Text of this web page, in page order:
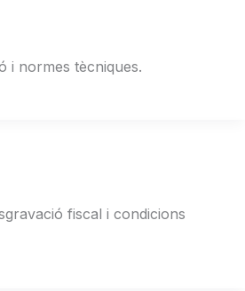
i normes tècniques.
fiscal i condicions